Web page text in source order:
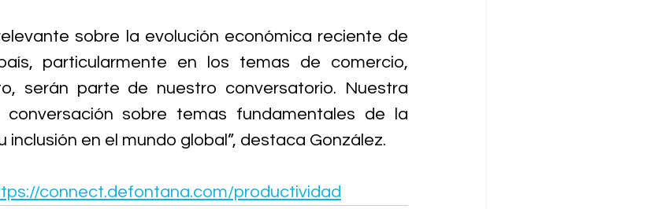
sobre la evolución económica reciente de
particularmente en los temas de comercio,
serán parte de nuestro conversatorio. Nuestra
sobre temas fundamentales de la
inclusión en el mundo global”, destaca González.
connect.defontana.com/productividad